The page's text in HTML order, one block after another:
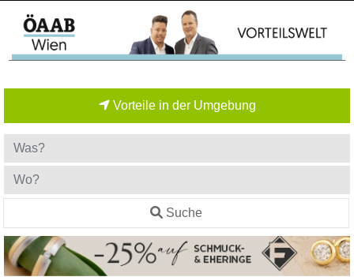
Vorteile in der Umgebung
Suche